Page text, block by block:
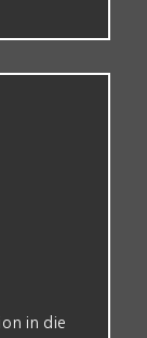
in die